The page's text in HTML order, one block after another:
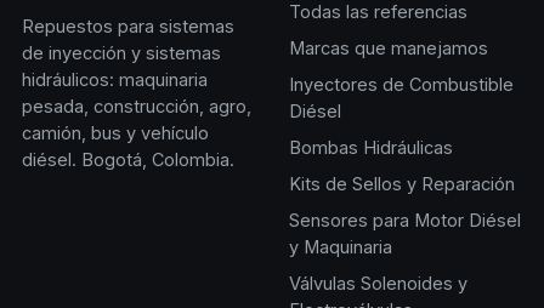
Repuestos para sistemas
de inyección y sistemas
hidráulicos: maquinaria
pesada, construcción, agro,
camión, bus y vehículo
diésel. Bogotá, Colombia.
Todas las referencias
Marcas que manejamos
Inyectores de Combustible
Diésel
Bombas Hidráulicas
Kits de Sellos y Reparación
Sensores para Motor Diésel
y Maquinaria
Válvulas Solenoides y